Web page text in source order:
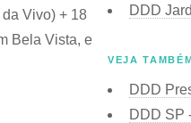
Vivo) + 18
Bela Vista, e
DDD
VEJA
DDD
DDD SP